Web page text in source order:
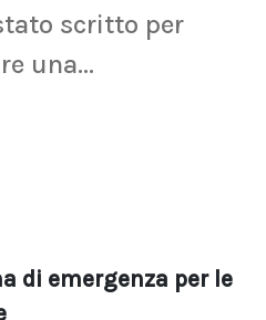
scritto per
una...
di emergenza per le